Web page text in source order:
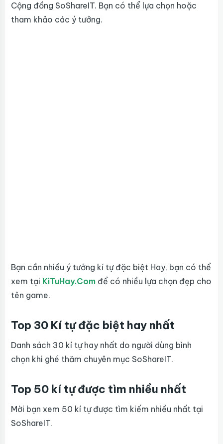
Cộng đồng SoShareIT. Bạn có thể lựa chọn hoặc
tham khảo các ý tưởng.
Bạn cần nhiều ý tưởng kí tự đặc biệt Hay, bạn có thể
xem tại KiTuHay.Com để có nhiều lựa chọn đẹp cho
tên game.
Top 30 Kí tự đặc biệt hay nhất
Danh sách 30 kí tự hay nhất do người dùng bình
chọn khi ghé thăm chuyên mục SoShareIT.
Top 50 kí tự được tìm nhiều nhất
Mời bạn xem 50 kí tự được tìm kiếm nhiều nhất tại
SoShareIT.